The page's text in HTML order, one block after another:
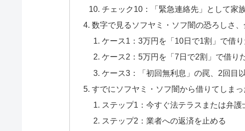
チェック10：「緊急連絡先」として家
数字で見るソフヤミ・ソフ闇の恐ろしさ
ケース1：3万円を「10日で1割」で借
ケース2：5万円を「7日で2割」で借り
ケース3：「初回無利息」の罠、2回目
すでにソフヤミ・ソフ闇から借りてしま
ステップ1：今すぐ法テラスまたは弁護
ステップ2：業者への返済を止める